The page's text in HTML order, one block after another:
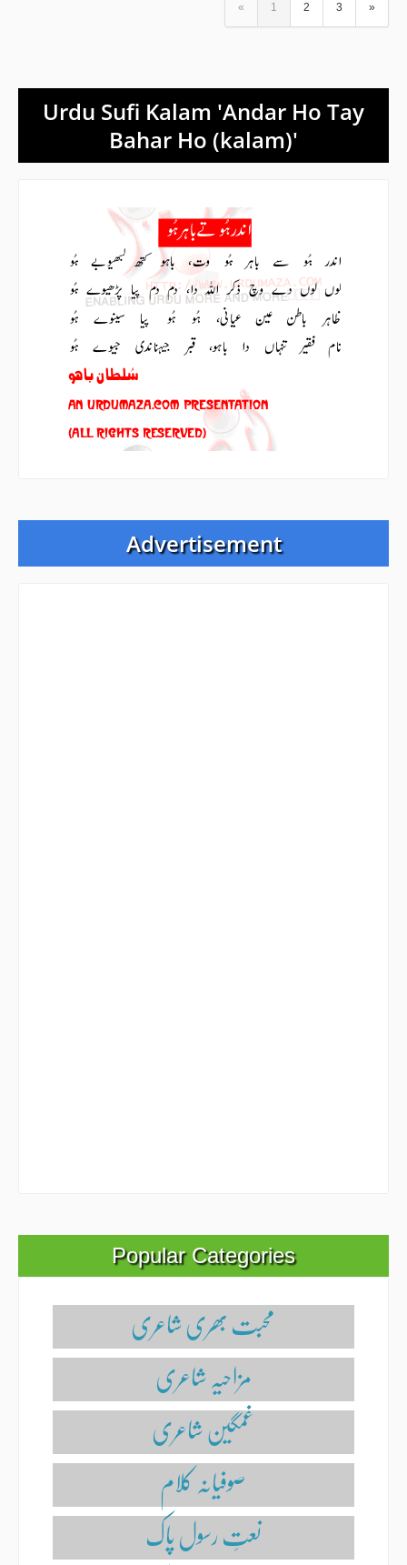
« 1 2 3 »
Urdu Sufi Kalam 'Andar Ho Tay
Bahar Ho (kalam)'
Advertisement
Popular Categories
محبت بھری شاعری
مزاحیہ شاعری
غمگین شاعری
صوفیانہ کلام
نعتِ رسول پاک